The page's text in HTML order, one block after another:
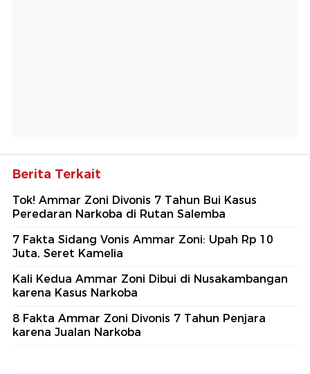
Berita Terkait
Tok! Ammar Zoni Divonis 7 Tahun Bui Kasus
Peredaran Narkoba di Rutan Salemba
7 Fakta Sidang Vonis Ammar Zoni: Upah Rp 10
Juta, Seret Kamelia
Kali Kedua Ammar Zoni Dibui di Nusakambangan
karena Kasus Narkoba
8 Fakta Ammar Zoni Divonis 7 Tahun Penjara
karena Jualan Narkoba